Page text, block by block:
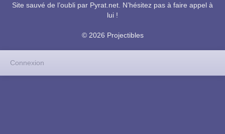
Site sauvé de l’oubli par Pyrat.net. N’hésitez pas à faire appel à
lui !
© 2026 Projectibles
Connexion